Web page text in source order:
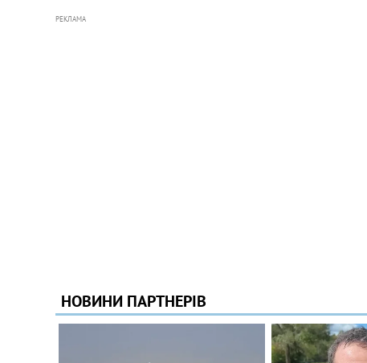
РЕКЛАМА